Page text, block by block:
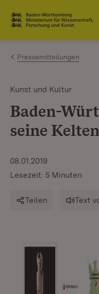
Zum Inhalt
Link zur Startseite
Pressemitteilungen
Kunst und Kultur
Baden-
seine Kelten
08.01.2019
Lesezeit: 5 Minuten
Teilen Text